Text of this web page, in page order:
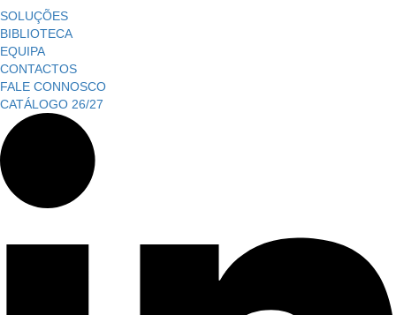
SOLUÇÕES
BIBLIOTECA
EQUIPA
CONTACTOS
FALE CONNOSCO
CATÁLOGO 26/27